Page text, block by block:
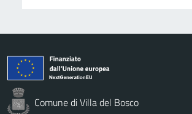
Comune di Villa del Bosco